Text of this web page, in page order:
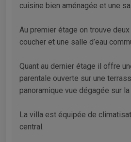
cuisine bien aménagée et une
Au premier étage on trouve
coucher et une salle d’eau
Quant au dernier étage il offre
parentale ouverte sur une
panoramique vue dégagée sur la
La villa est équipée de
central.